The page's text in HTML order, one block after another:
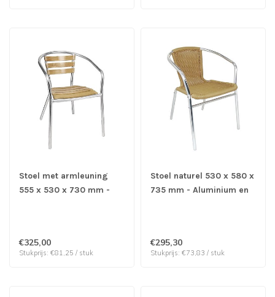
Stoel met armleuning
555 x 530 x 730 mm -
€325,00
Stukprijs: €81,25 / stuk
Stoel naturel 530 x 580 x
735 mm - Aluminium en
€295,30
Stukprijs: €73,83 / stuk